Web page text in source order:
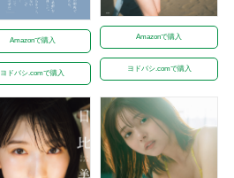
Amazonで購入
ヨドバシ.comで購入
Amazonで購入
ヨドバシ.comで購入